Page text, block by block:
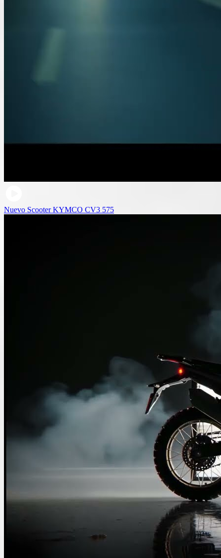
Nuevo Scooter KYMCO CV3 575